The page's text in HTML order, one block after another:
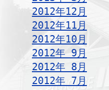
2012年12月
2012年11月
2012年10月
2012年 9月
2012年 8月
2012年 7月